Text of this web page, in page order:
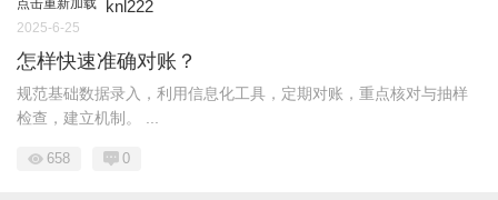
点击重新加载 knl222
2025-6-25
怎样快速准确对账？
规范基础数据录入，利用信息化工具，定期对账，重点核对与抽样
检查，建立机制。 ...
658 0